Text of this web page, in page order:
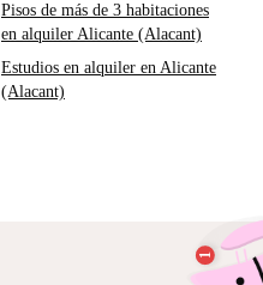
Pisos de más de 3 habitaciones
en alquiler Alicante (Alacant)
Estudios en alquiler en Alicante
(Alacant)